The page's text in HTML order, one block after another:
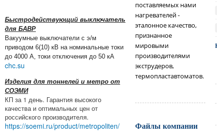
Быстродействующий выключатель
для БАВР
Вакуумные выключатели с э/м
приводом 6(10) кВ на номинальные токи
до 4000 А, токи отключения до 50 кА
chc.su
Изделия для тоннелей и метро от
СОЭМИ
КП за 1 день. Гарантия высокого
качества и оптимальных цен от
российского производителя.
https://soemi.ru/product/metropoliten/
поставляемых нами
нагревателей -
эталонное качество,
признанное
мировыми
производителями
экструдеров,
термопластавтоматов.
Файлы компании